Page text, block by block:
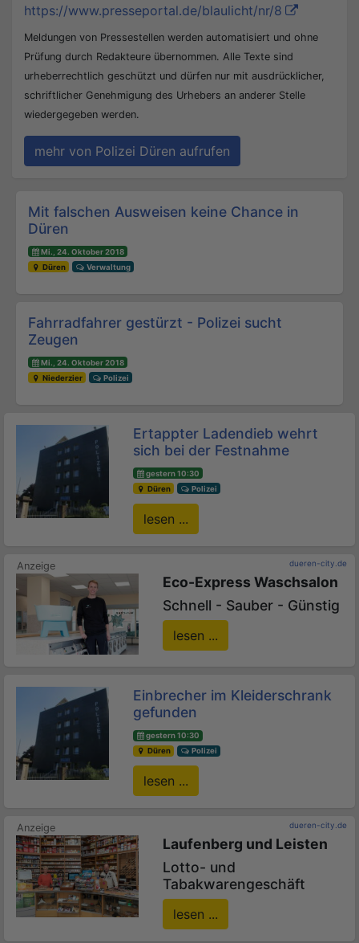
https://www.presseportal.de/blaulicht/nr/8
Meldungen von Pressestellen werden automatisiert und ohne
Prüfung durch Redakteure übernommen. Alle Texte sind
urheberrechtlich geschützt und dürfen nur mit ausdrücklicher,
schriftlicher Genehmigung des Urhebers an anderer Stelle
wiedergegeben werden.
mehr von Polizei Düren aufrufen
Beitrags-Navigation
Mit falschen Ausweisen keine Chance in
Düren
Mi., 24. Oktober 2018
Düren
Verwaltung
Fahrradfahrer gestürzt - Polizei sucht
Zeugen
Mi., 24. Oktober 2018
Niederzier
Polizei
Ertappter Ladendieb wehrt
sich bei der Festnahme
gestern 10:30
Düren
Polizei
lesen ...
dueren-city.de
Eco-Express Waschsalon
Schnell - Sauber - Günstig
lesen ...
Einbrecher im Kleiderschrank
gefunden
gestern 10:30
Düren
Polizei
lesen ...
dueren-city.de
Laufenberg und Leisten
Lotto- und
Tabakwarengeschäft
lesen ...